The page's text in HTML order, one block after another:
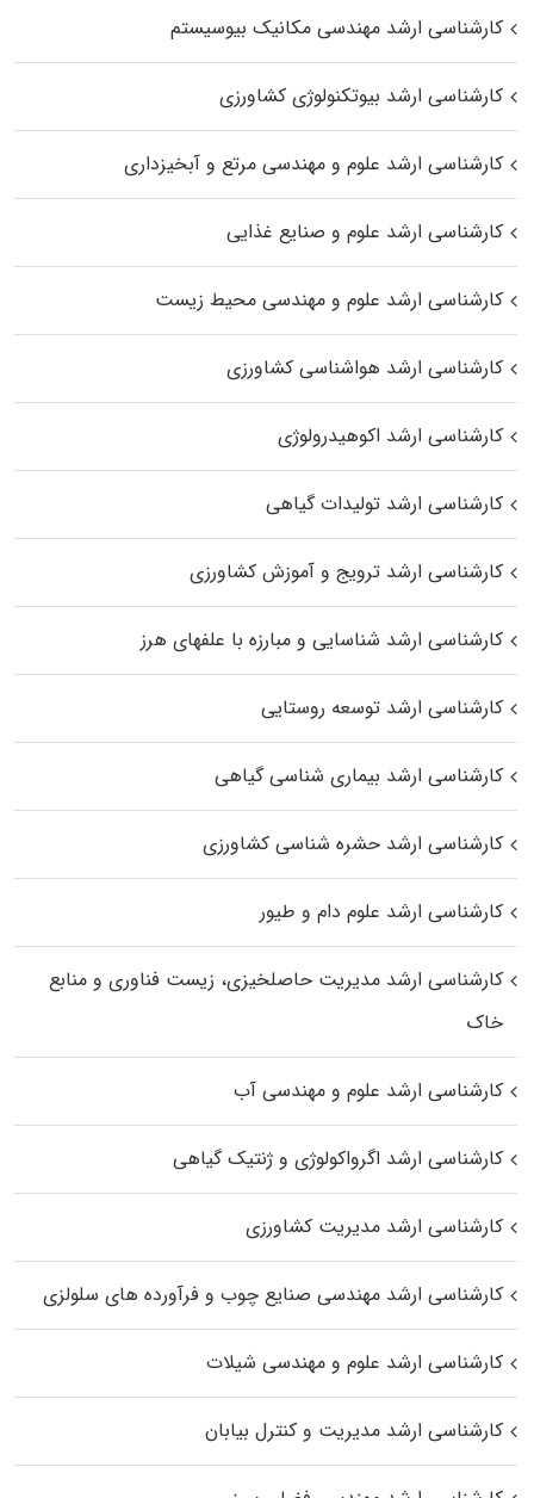
کارشناسی ارشد مهندسی مکانیک بیوسیستم
کارشناسی ارشد بیوتکنولوژی کشاورزی
کارشناسی ارشد علوم و مهندسی مرتع و آبخیزداری
کارشناسی ارشد علوم و صنایع غذایی
کارشناسی ارشد علوم و مهندسی محیط زیست
کارشناسی ارشد هواشناسی کشاورزی
کارشناسی ارشد اکوهیدرولوژی
کارشناسی ارشد تولیدات گیاهی
کارشناسی ارشد ترویج و آموزش کشاورزی
کارشناسی ارشد شناسایی و مبارزه با علفهای هرز
کارشناسی ارشد توسعه روستایی
کارشناسی ارشد بیماری‌ شناسی گیاهی
کارشناسی ارشد حشره‌ شناسی کشاورزی
کارشناسی ارشد علوم دام و طیور
کارشناسی ارشد مدیریت حاصلخیزی، زیست فناوری و منابع
خاک
کارشناسی ارشد علوم و مهندسی آب
کارشناسی ارشد اگرواکولوژی و ژنتیک گیاهی
کارشناسی ارشد مدیریت کشاورزی
کارشناسی ارشد مهندسی صنایع چوب و فرآورده‌ های سلولزی
کارشناسی ارشد علوم و مهندسی شیلات
کارشناسی ارشد مدیریت و کنترل بیابان